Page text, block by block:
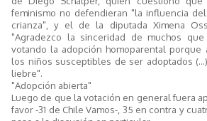
feminismo no defendieran "la influencia
crianza", y el de la diputada Ximena
"Agradezco la sinceridad de muchos
votando la adopción homoparental porque
los niños susceptibles de ser adoptados
liebre".
"Adopción abierta"
Luego de que la votación en general fuera
favor -31 de Chile Vamos-, 35 en contra y